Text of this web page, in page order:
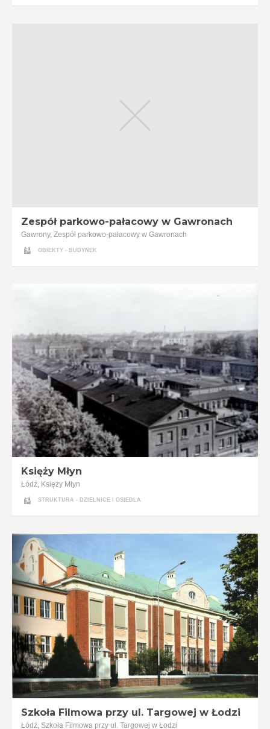
Zespół parkowo-pałacowy w Gawronach
Gawrony, Zespół parkowo-pałacowy w Gawronach
OBIEKTY - BUDYNEK
Księży Młyn
Łódź, Księży Młyn
STRUKTURA - DZIELNICE I OSIEDLA
Szkoła Filmowa przy ul. Targowej w Łodzi
Łódź, Szkoła Filmowa przy ul. Targowej w Łodzi